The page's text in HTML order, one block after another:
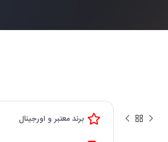
برند معتبر و اورجینال